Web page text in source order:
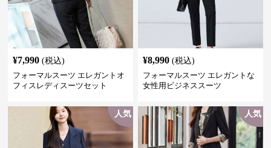
¥7,990 (税込)
フォーマルスーツ エレガントオ
フィスレディスーツセット
¥8,990 (税込)
フォーマルスーツ エレガントな
女性用ビジネススーツ
人気 人気